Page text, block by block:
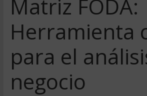
Matriz FODA:
Herramienta
para el
negocio